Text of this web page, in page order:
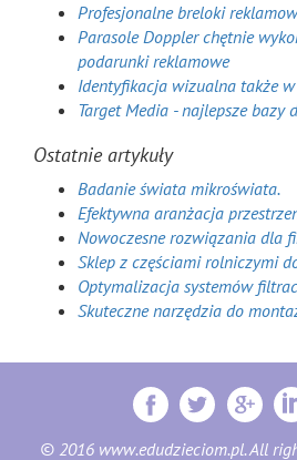
Profesjonalne breloki
Parasole Doppler chętnie
podarunki reklamowe
Identyfikacja wizualna także w
Target Media - najlepsze bazy
Ostatnie artykuły
Badanie świata mikroświata.
Efektywna aranżacja
Nowoczesne rozwiązania dla
Sklep z częściami rolniczymi
Optymalizacja systemów
Skuteczne narzędzia do
© 2016 www.edudzieciom.pl. All